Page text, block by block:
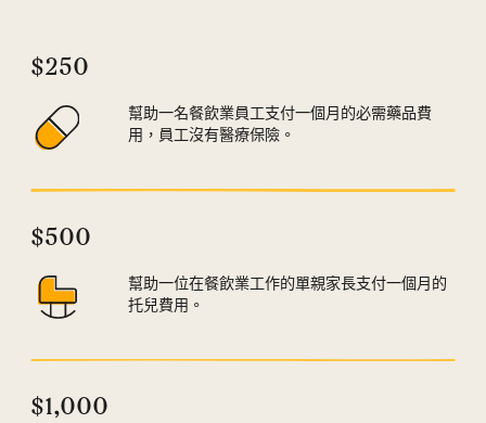
$250
幫助一名餐飲業員工支付一個月的必需藥品費
用，員工沒有醫療保險。
$500
幫助一位在餐飲業工作的單親家長支付一個月的
托兒費用。
$1,000